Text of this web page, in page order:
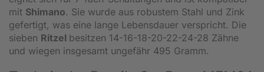
mit Shimano. Sie wurde aus robustem Stahl und Zink
gefertigt, was eine lange Lebensdauer verspricht. Die
sieben Ritzel besitzen 14-16-18-20-22-24-28 Zähne
und wiegen insgesamt ungefähr 495 Gramm.